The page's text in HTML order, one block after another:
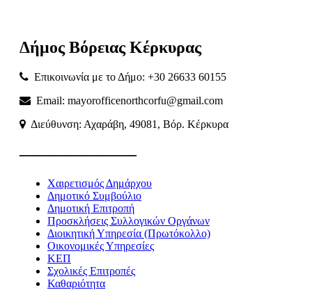
Δήμος Βόρειας Κέρκυρας
Επικοινωνία με το Δήμο: +30 26633 60155
Email: mayorofficenorthcorfu@gmail.com
Διεύθυνση: Αχαράβη, 49081, Βόρ. Κέρκυρα
———————
Χαιρετισμός Δημάρχου
Δημοτικό Συμβούλιο
Δημοτική Επιτροπή
Προσκλήσεις Συλλογικών Οργάνων
Διοικητική Υπηρεσία (Πρωτόκολλο)
Οικονομικές Υπηρεσίες
ΚΕΠ
Σχολικές Επιτροπές
Καθαριότητα